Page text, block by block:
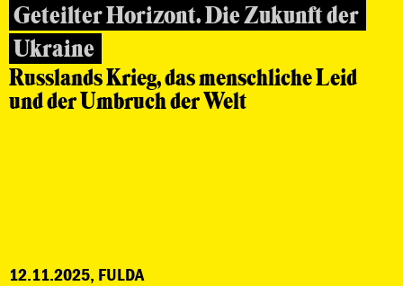
Geteilter Horizont. Die Zukunft der
Ukraine
Russlands Krieg, das menschliche Leid
und der Umbruch der Welt
12.11.2025, FULDA